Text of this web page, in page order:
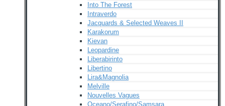
Into The Forest
Intraverdo
Jacquards & Selected Weaves II
Karakorum
Kievan
Leopardine
Liberabirinto
Libertino
Lira&Magnolia
Melville
Nouvelles Vagues
Oceano/Serafino/Samsara